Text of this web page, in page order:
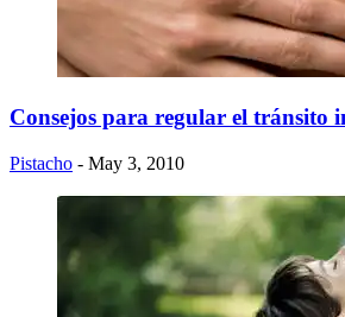
Consejos para regular el tránsito
Pistacho - May 3, 2010